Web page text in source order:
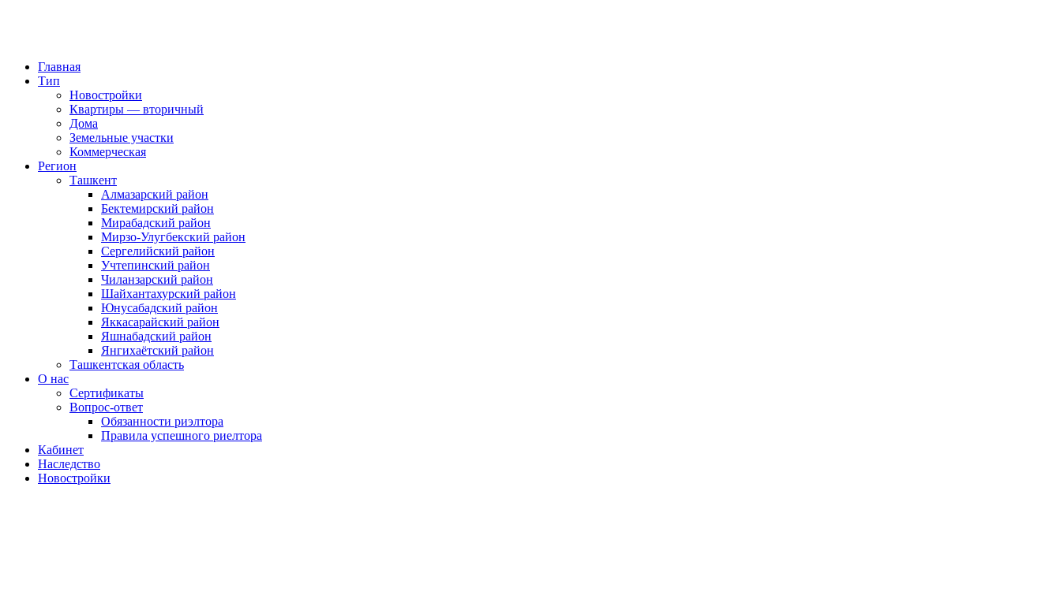
Главная
Тип
Новостройки
Квартиры — вторичный
Дома
Земельные участки
Коммерческая
Регион
Ташкент
Алмазарский район
Бектемирский район
Мирабадский район
Мирзо-Улугбекский район
Сергелийский район
Учтепинский район
Чиланзарский район
Шайхантахурский район
Юнусабадский район
Яккасарайский район
Яшнабадский район
Янгихаётский район
Ташкентская область
О нас
Сертификаты
Вопрос-ответ
Обязанности риэлтора
Правила успешного риелтора
Кабинет
Наследство
Новостройки